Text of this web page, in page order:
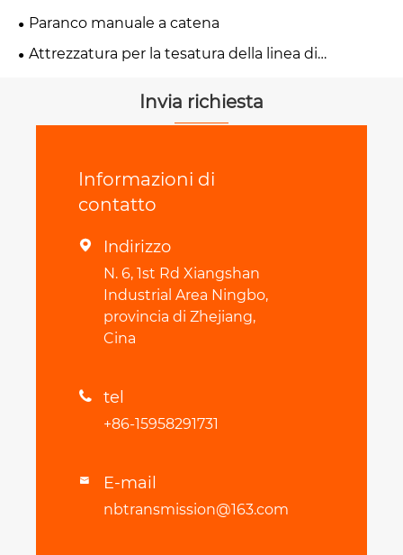
Paranco manuale a catena
Attrezzatura per la tesatura della linea di
Invia richiesta
Informazioni di
contatto
 Indirizzo
N. 6, 1st Rd Xiangshan
Industrial Area Ningbo,
provincia di Zhejiang,
Cina
 tel
+86-15958291731
 E-mail
nbtransmission@163.com